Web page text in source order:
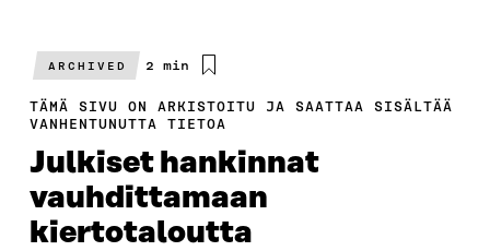
ARCHIVED
Arvioitu
2 min
TÄMÄ SIVU ON ARKISTOITU JA SAATTAA SISÄLTÄÄ
VANHENTUNUTTA TIETOA
Julkiset hankinnat
vauhdittamaan
kiertotaloutta